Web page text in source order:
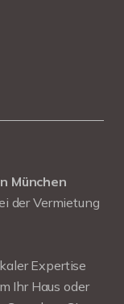
München
der Vermietung
Expertise
Ihr Haus oder